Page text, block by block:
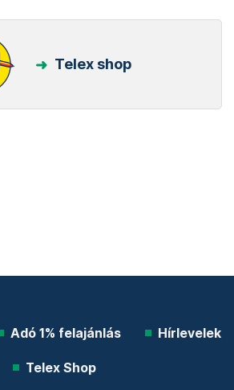
Telex shop
Adó 1% felajánlás Hírlevelek
Telex Shop